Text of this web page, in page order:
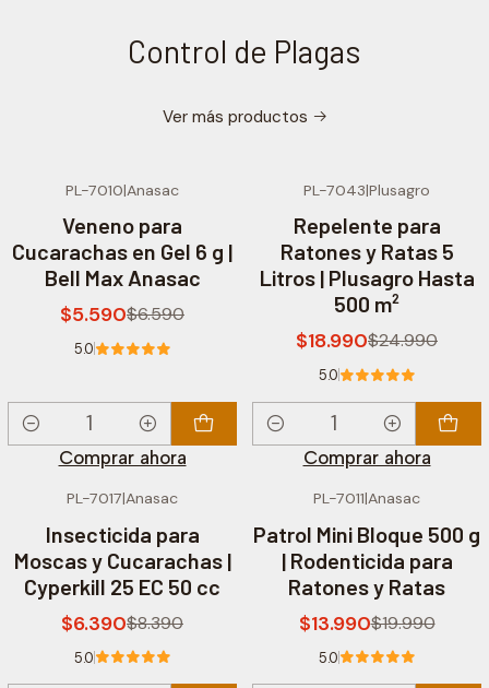
Control de Plagas
Ver más productos
PL-7010|Anasac
Veneno para
Cucarachas en Gel 6 g |
Bell Max Anasac
$5.590$6.590
5.0
Cantidad
Comprar ahora
PL-7043|Plusagro
Repelente para
Ratones y Ratas 5
Litros | Plusagro Hasta
500 m²
$18.990$24.990
5.0
Cantidad
Comprar ahora
PL-7017|Anasac
Insecticida para
Moscas y Cucarachas |
Cyperkill 25 EC 50 cc
$6.390$8.390
5.0
PL-7011|Anasac
Patrol Mini Bloque 500 g
| Rodenticida para
Ratones y Ratas
$13.990$19.990
5.0